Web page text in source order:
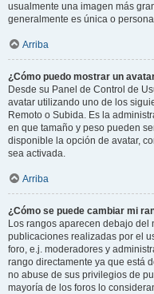
usualmente una imagen más
generalmente es única o
Arriba
¿Cómo puedo mostrar un
Desde su Panel de Control de
avatar utilizando uno de los
Remoto o Subida. Es la
en que tamaño y peso pueden
disponible la opción de avatar,
sea activada.
Arriba
¿Cómo se puede cambiar mi
Los rangos aparecen debajo
publicaciones realizadas por el
foro, e.j. moderadores y
rango directamente ya que está
no abuse de sus privilegios de
mayoría de los foros lo